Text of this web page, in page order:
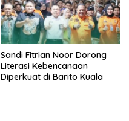
Sandi Fitrian Noor Dorong
Literasi Kebencanaan
Diperkuat di Barito Kuala